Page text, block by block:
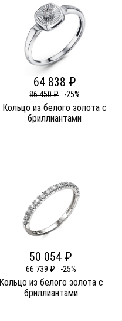
64 838 ₽
86 450 ₽ -25%
Кольцо из белого золота c
бриллиантами
50 054 ₽
66 739 ₽ -25%
Кольцо из белого золота c
бриллиантами